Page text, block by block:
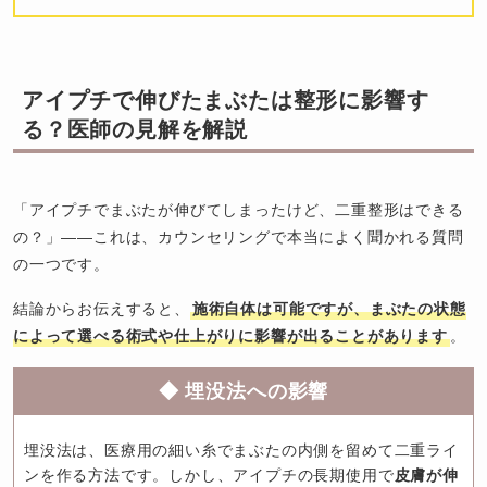
アイプチで伸びたまぶたは整形に影響す
る？医師の見解を解説
「アイプチでまぶたが伸びてしまったけど、二重整形はできる
の？」——これは、カウンセリングで本当によく聞かれる質問
の一つです。
結論からお伝えすると、
施術自体は可能ですが、まぶたの状態
によって選べる術式や仕上がりに影響が出ることがあります。
◆ 埋没法への影響
埋没法は、医療用の細い糸でまぶたの内側を留めて二重ライ
ンを作る方法です。しかし、アイプチの長期使用で皮膚が伸